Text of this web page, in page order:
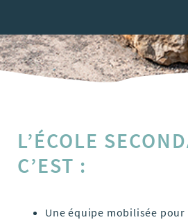
L’ÉCOLE
C’EST :
Une équipe mobilisée